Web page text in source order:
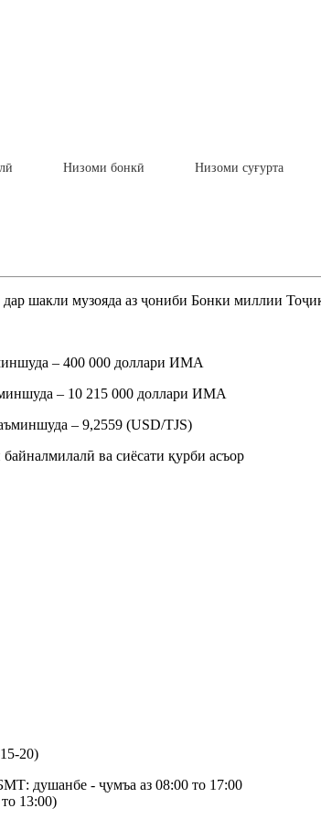
Низоми бонкӣ Низоми суғурта
шакли музояда аз ҷониби Бонки миллии
– 400 000 доллари ИМА
– 10 215 000 доллари ИМА
– 9,2559 (USD/TJS)
ва сиёсати қурби асъор
20)
душанбе - ҷумъа аз 08:00 то 17:00
13:00)